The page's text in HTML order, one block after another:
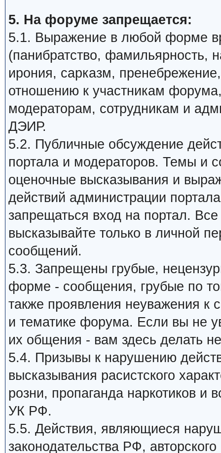
5. На форуме запрещается:
5.1. Выражение в любой форме
(панибратство, фамильярность,
ирония, сарказм,
отношению к участникам
модераторам, сотрудникам и
ДЭИР.
5.2. Публичные обсуждение
портала и модераторов. Темы и
оценочные высказывания и
действий администрации
запрещаться вход на портал.
высказывайте только в личной
сообщений.
5.3. Запрещены грубые,
форме - сообщения, грубые по
также проявления неуважения
и тематике форума. Если вы не
их общения - вам здесь делать
5.4. Призывы к нарушению
высказывания расистского
розни, пропаганда наркотиков и
УК РФ.
5.5. Действия, являющиеся
законодательства РФ,